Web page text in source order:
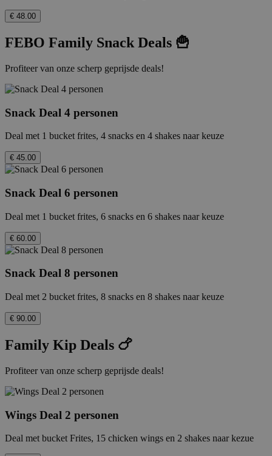
€ 48.00
FEBO Family Snack Deals 🍟
Profiteer van onze scherp geprijsde deals!
Snack Deal 4 personen
Deal met 1 bucket frites, 4 snacks en 4 shakes naar keuze
€ 45.00
Snack Deal 6 personen
Deal met 1 bucket frites, 6 snacks en 6 shakes naar keuze
€ 60.00
Snack Deal 8 personen
Deal met 2 bucket frites, 8 snacks en 8 shakes naar keuze
€ 90.00
Family Kip Deals 🍗
Profiteer van onze scherp geprijsde deals!
Wings Deal 2 personen
Deal met bucket Frites, 15 chicken wings en 2 shakes naar kezue